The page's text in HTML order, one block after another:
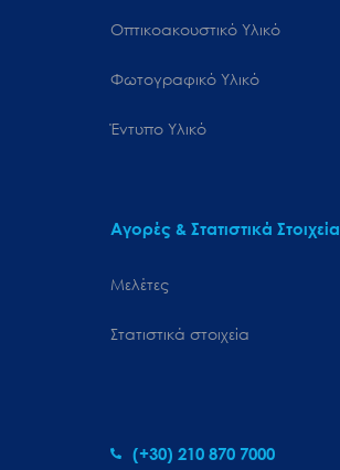
Οπτικοακουστικό Υλικό
Φωτογραφικό Υλικό
Έντυπο Υλικό
Αγορές & Στατιστικά Στοιχεία
Μελέτες
Στατιστικά στοιχεία
(+30) 210 870 7000